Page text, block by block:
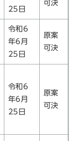
25日
可決
令和6
年6月
25日
原案
可決
令和6
年6月
25日
原案
可決